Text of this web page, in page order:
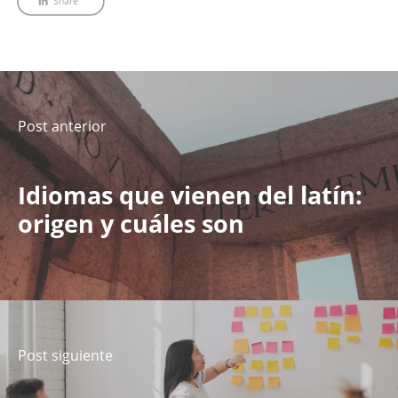
Post anterior
Idiomas que vienen del latín:
origen y cuáles son
Post siguiente